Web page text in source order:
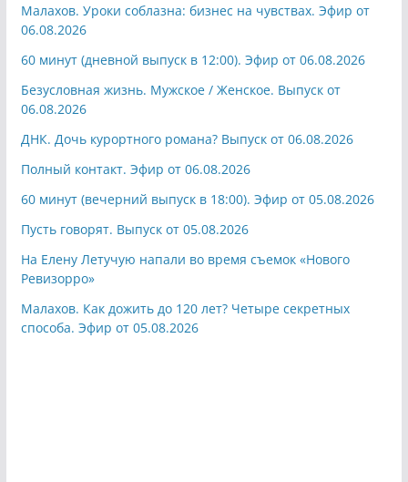
Малахов. Уроки соблазна: бизнес на чувствах. Эфир от
06.08.2026
60 минут (дневной выпуск в 12:00). Эфир от 06.08.2026
Безусловная жизнь. Мужское / Женское. Выпуск от
06.08.2026
ДНК. Дочь курортного романа? Выпуск от 06.08.2026
Полный контакт. Эфир от 06.08.2026
60 минут (вечерний выпуск в 18:00). Эфир от 05.08.2026
Пусть говорят. Выпуск от 05.08.2026
На Елену Летучую напали во время съемок «Нового
Ревизорро»
Малахов. Как дожить до 120 лет? Четыре секретных
способа. Эфир от 05.08.2026